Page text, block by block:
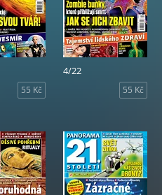
55 Kč
4/22
55 Kč